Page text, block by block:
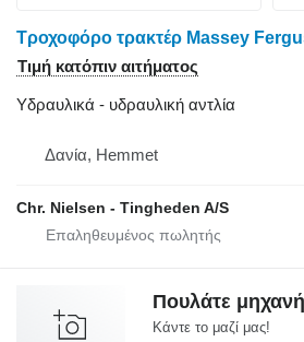
Τιμή κατόπιν αιτήματος
Υδραυλικά - υδραυλική αντλία
Δανία, Hemmet
Chr. Nielsen - Tingheden A/S
Πουλάτε
Κάντε το μαζί μας!